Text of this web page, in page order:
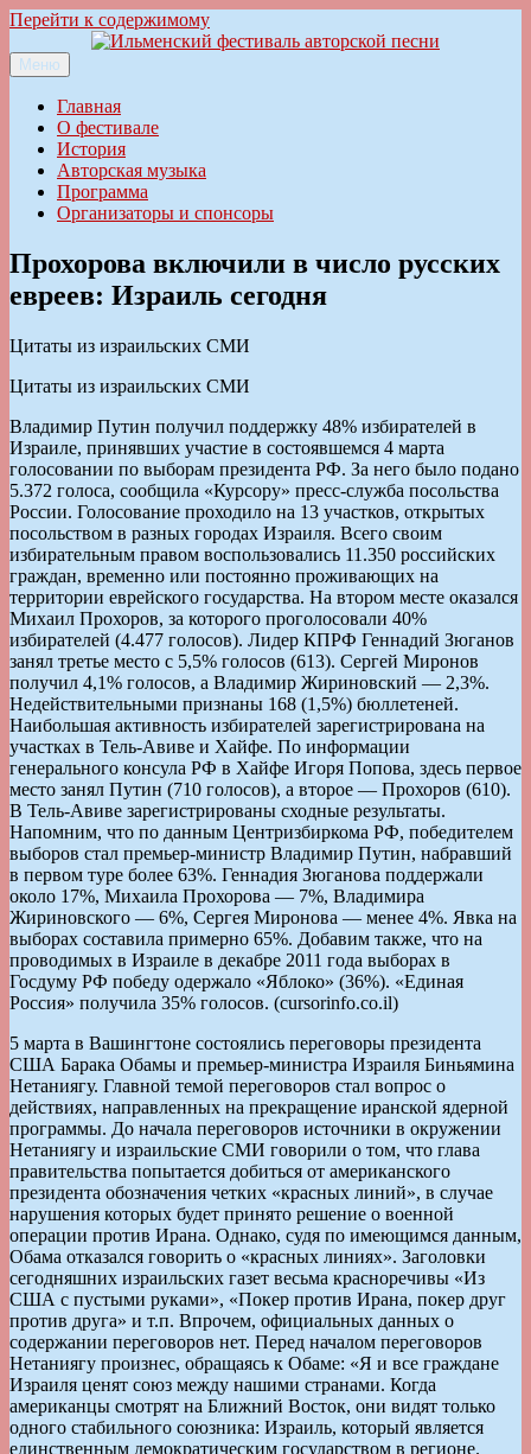
Перейти к содержимому
Ильменский фестиваль авторской песни
Меню
Главная
О фестивале
История
Авторская музыка
Программа
Организаторы и спонсоры
Прохорова включили в число русских
евреев: Израиль сегодня
Цитаты из израильских СМИ
Цитаты из израильских СМИ
Владимир Путин получил поддержку 48% избирателей в
Израиле, принявших участие в состоявшемся 4 марта
голосовании по выборам президента РФ. За него было подано
5.372 голоса, сообщила «Курсору» пресс-служба посольства
России. Голосование проходило на 13 участков, открытых
посольством в разных городах Израиля. Всего своим
избирательным правом воспользовались 11.350 российских
граждан, временно или постоянно проживающих на
территории еврейского государства. На втором месте оказался
Михаил Прохоров, за которого проголосовали 40%
избирателей (4.477 голосов). Лидер КПРФ Геннадий Зюганов
занял третье место с 5,5% голосов (613). Сергей Миронов
получил 4,1% голосов, а Владимир Жириновский — 2,3%.
Недействительными признаны 168 (1,5%) бюллетеней.
Наибольшая активность избирателей зарегистрирована на
участках в Тель-Авиве и Хайфе. По информации
генерального консула РФ в Хайфе Игоря Попова, здесь первое
место занял Путин (710 голосов), а второе — Прохоров (610).
В Тель-Авиве зарегистрированы сходные результаты.
Напомним, что по данным Центризбиркома РФ, победителем
выборов стал премьер-министр Владимир Путин, набравший
в первом туре более 63%. Геннадия Зюганова поддержали
около 17%, Михаила Прохорова — 7%, Владимира
Жириновского — 6%, Сергея Миронова — менее 4%. Явка на
выборах составила примерно 65%. Добавим также, что на
проводимых в Израиле в декабре 2011 года выборах в
Госдуму РФ победу одержало «Яблоко» (36%). «Единая
Россия» получила 35% голосов. (cursorinfo.co.il)
5 марта в Вашингтоне состоялись переговоры президента
США Барака Обамы и премьер-министра Израиля Биньямина
Нетаниягу. Главной темой переговоров стал вопрос о
действиях, направленных на прекращение иранской ядерной
программы. До начала переговоров источники в окружении
Нетаниягу и израильские СМИ говорили о том, что глава
правительства попытается добиться от американского
президента обозначения четких «красных линий», в случае
нарушения которых будет принято решение о военной
операции против Ирана. Однако, судя по имеющимся данным,
Обама отказался говорить о «красных линиях». Заголовки
сегодняшних израильских газет весьма красноречивы «Из
США с пустыми руками», «Покер против Ирана, покер друг
против друга» и т.п. Впрочем, официальных данных о
содержании переговоров нет. Перед началом переговоров
Нетаниягу произнес, обращаясь к Обаме: «Я и все граждане
Израиля ценят союз между нашими странами. Когда
американцы смотрят на Ближний Восток, они видят только
одного стабильного союзника: Израиль, который является
единственным демократическим государством в регионе.